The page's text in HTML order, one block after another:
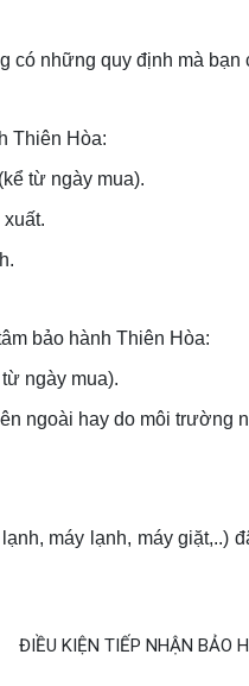
có những quy định mà
Thiên Hòa:
từ ngày mua).
bảo hành Thiên Hòa:
ngày mua).
ngoài hay do môi trường
máy lạnh, máy